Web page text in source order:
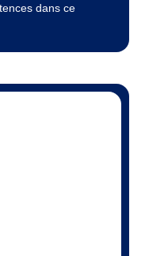
dans ce